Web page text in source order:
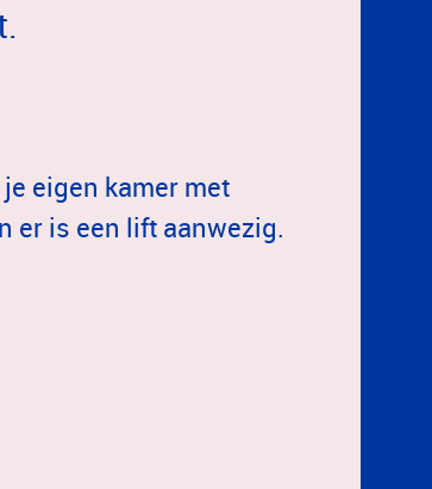
eigen kamer met
er is een lift aanwezig.